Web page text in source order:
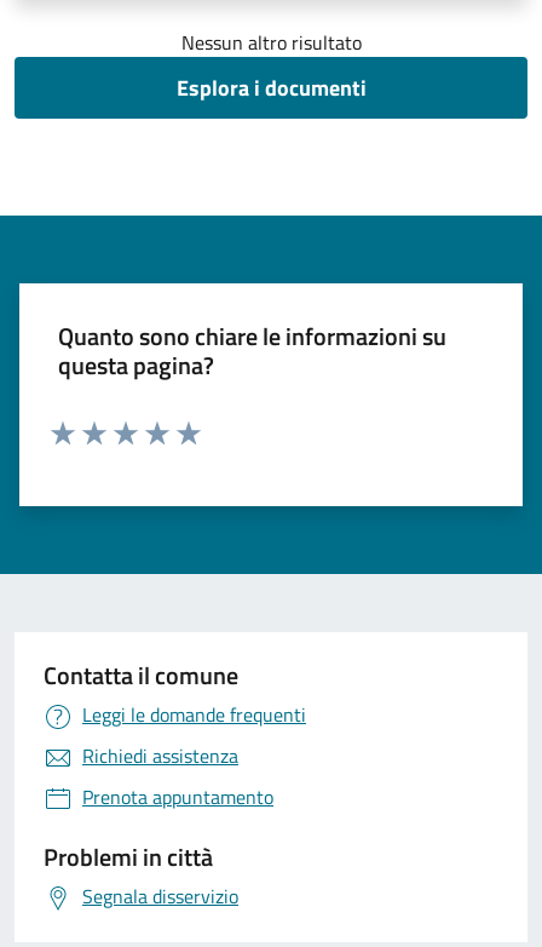
Nessun altro risultato
Esplora i documenti
Quanto sono chiare le informazioni su
questa pagina?
Contatta il comune
Leggi le domande frequenti
Richiedi assistenza
Prenota appuntamento
Problemi in città
Segnala disservizio